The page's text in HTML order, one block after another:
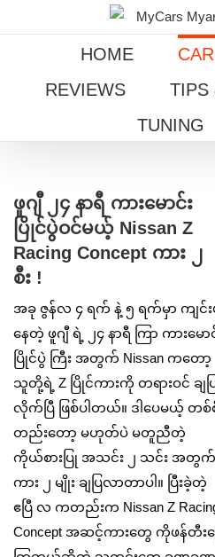
to
HOME
REVIEWS
TIPS
TUNING
Larger
Image
ဖူဂျီ ၂၄ နာရီ ကားမောင်း
ပြိုင်ပွဲဝင်မယ့် Nissan Z
Racing Concept ကား ၂
စီး !
အခု ဇွန်လ ၄ ရက် နဲ့ ၅ ရက်မှာ ကျင်း
နေတဲ့ ဖူဂျီ ရဲ့ ၂၄ နာရီ ကြာ ကားမော
ပြိုင်ပွဲ ကြီး အတွက် Nissan ကတော့
သူတို့ရဲ့ Z ပြိုင်ကားကို တရားဝင် ချပ
လိုက်ပြီ ဖြစ်ပါတယ်။ ဒါပေမယ့် တစ်
တည်းတော့ မဟုတ်ပဲ မတူညီတဲ့
ကိုယ်စားပြု အသင်း ၂ သင်း အတွက်
ကား ၂ မျိုး ချပြလာတာပါ။ ပြီးခဲ့တဲ့
ဧပြီ လ ကတည်းက Nissan Z
Concept အဆင့်ကားတွေ ကိုဖန်တီး